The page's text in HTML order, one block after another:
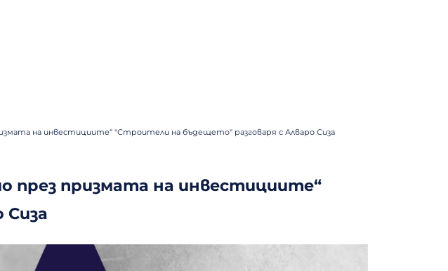
на инвестициите“ "Строители на бъдещето" разговаря с Алваро Сиза
през призмата на инвестициите“
Сиза